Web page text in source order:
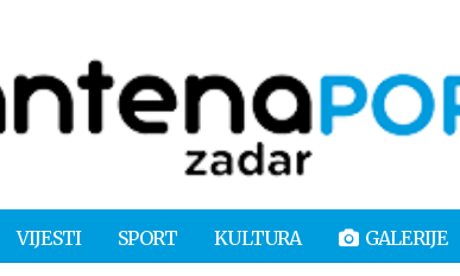
VIJESTI SPORT KULTURA GALERIJE